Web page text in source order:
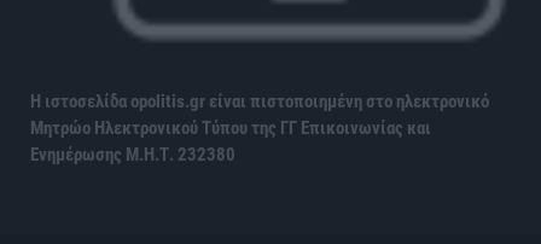
Η ιστοσελίδα opolitis.gr είναι πιστοποιημένη στο ηλεκτρονικό
Μητρώο Ηλεκτρονικού Τύπου της ΓΓ Επικοινωνίας και
Ενημέρωσης Μ.Η.Τ. 232380